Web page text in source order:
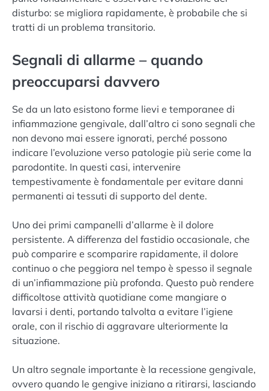
disturbo: se migliora rapidamente, è probabile che si
tratti di un problema transitorio.
Segnali di allarme – quando
preoccuparsi davvero
Se da un lato esistono forme lievi e temporanee di
infiammazione gengivale, dall’altro ci sono segnali che
non devono mai essere ignorati, perché possono
indicare l’evoluzione verso patologie più serie come la
parodontite. In questi casi, intervenire
tempestivamente è fondamentale per evitare danni
permanenti ai tessuti di supporto del dente.
Uno dei primi campanelli d’allarme è il dolore
persistente. A differenza del fastidio occasionale, che
può comparire e scomparire rapidamente, il dolore
continuo o che peggiora nel tempo è spesso il segnale
di un’infiammazione più profonda. Questo può rendere
difficoltose attività quotidiane come mangiare o
lavarsi i denti, portando talvolta a evitare l’igiene
orale, con il rischio di aggravare ulteriormente la
situazione.
Un altro segnale importante è la recessione gengivale,
ovvero quando le gengive iniziano a ritirarsi, lasciando